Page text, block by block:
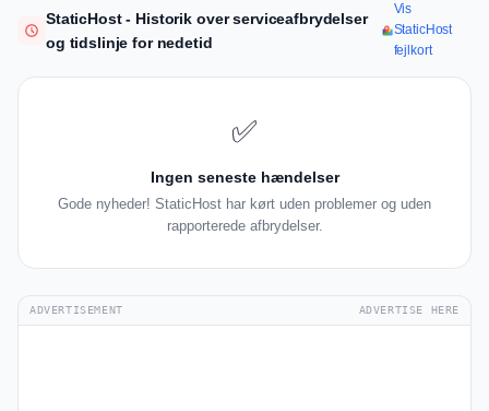
StaticHost - Historik over serviceafbrydelser
og tidslinje for nedetid
Vis
StaticHost
fejlkort
✅
Ingen seneste hændelser
Gode nyheder! StaticHost har kørt uden problemer og uden
rapporterede afbrydelser.
ADVERTISEMENT ADVERTISE HERE